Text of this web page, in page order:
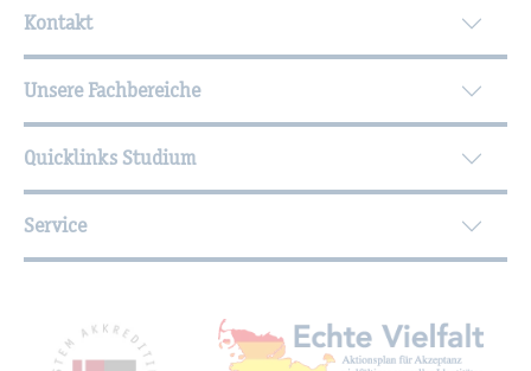
Kontakt
Unsere Fachbereiche
Quicklinks Studium
Service
Mit­glied­schaf­ten,